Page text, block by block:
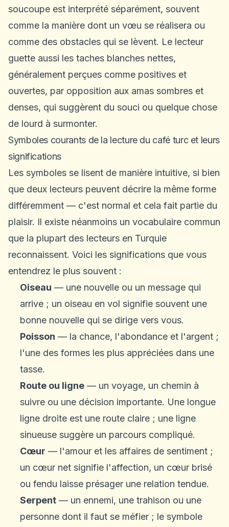
soucoupe est interprété séparément, souvent
comme la manière dont un vœu se réalisera ou
comme des obstacles qui se lèvent. Le lecteur
guette aussi les taches blanches nettes,
généralement perçues comme positives et
ouvertes, par opposition aux amas sombres et
denses, qui suggèrent du souci ou quelque chose
de lourd à surmonter.
Symboles courants de la lecture du café turc et leurs
significations
Les symboles se lisent de manière intuitive, si bien
que deux lecteurs peuvent décrire la même forme
différemment — c'est normal et cela fait partie du
plaisir. Il existe néanmoins un vocabulaire commun
que la plupart des lecteurs en Turquie
reconnaissent. Voici les significations que vous
entendrez le plus souvent :
Oiseau — une nouvelle ou un message qui
arrive ; un oiseau en vol signifie souvent une
bonne nouvelle qui se dirige vers vous.
Poisson — la chance, l'abondance et l'argent ;
l'une des formes les plus appréciées dans une
tasse.
Route ou ligne— un voyage, un chemin à
suivre ou une décision importante. Une longue
ligne droite est une route claire ; une ligne
sinueuse suggère un parcours compliqué.
Cœur — l'amour et les affaires de sentiment ;
un cœur net signifie l'affection, un cœur brisé
ou fendu laisse présager une relation tendue.
Serpent— un ennemi, une trahison ou une
personne dont il faut se méfier ; le symbole